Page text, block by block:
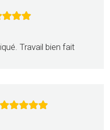
Travail bien fait